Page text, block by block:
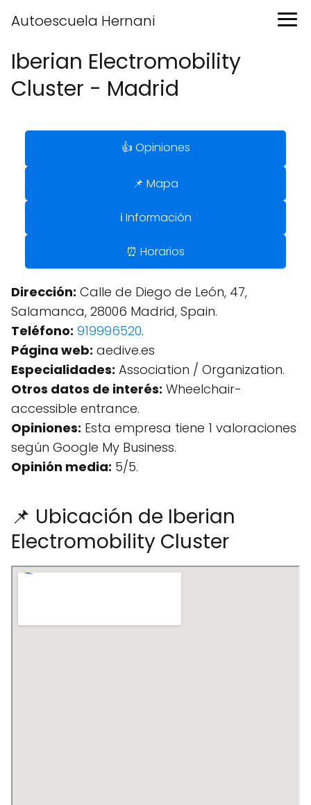
Autoescuela Hernani
Iberian Electromobility
Cluster - Madrid
👍 Opiniones
📌 Mapa
ℹ️ Información
⏰ Horarios
Dirección: Calle de Diego de León, 47,
Salamanca, 28006 Madrid, Spain.
Teléfono: 919996520.
Página web: aedive.es
Especialidades: Association / Organization.
Otros datos de interés: Wheelchair-
accessible entrance.
Opiniones: Esta empresa tiene 1 valoraciones
según Google My Business.
Opinión media: 5/5.
📌 Ubicación de Iberian
Electromobility Cluster